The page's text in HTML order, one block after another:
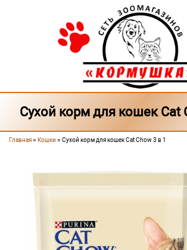
Перейти к основному содержанию
Бонусная система
Доставка
Наши магазины
Сухой корм для кошек Cat
Вы здесь
Главная» Кошки » Сухой корм для кошек Cat Chow 3 в 1